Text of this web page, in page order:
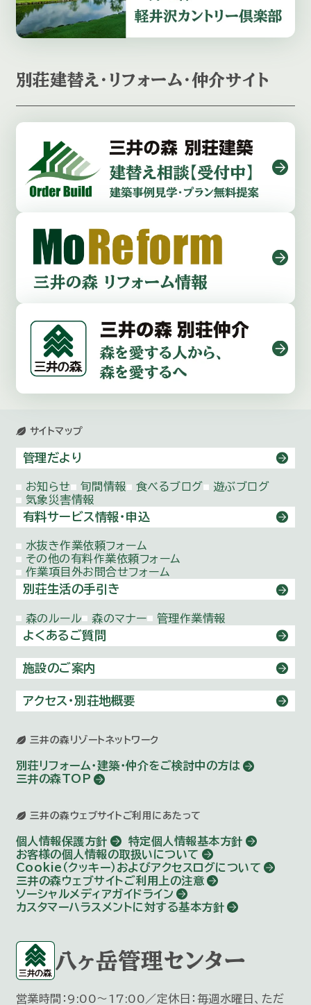
別荘建替え・リフォーム・仲介サイト
サイトマップ
管理だより
お知らせ 旬間情報 食べるブログ
遊ぶブログ
気象災害情報
有料サービス情報・申込
水抜き作業依頼フォーム
その他の有料作業依頼フォーム
作業項目外お問合せフォーム
別荘生活の手引き
森のルール 森のマナー 管理作業情報
よくあるご質問
施設のご案内
アクセス・別荘地概要
三井の森リゾートネットワーク
別荘リフォーム・建築・仲介をご検討中の方は
三井の森TOP
三井の森ウェブサイトご利用にあたって
個人情報保護方針
特定個人情報基本方針
お客様の個人情報の取扱いについて
Cookie（クッキー）およびアクセスログについて
三井の森ウェブサイトご利用上の注意
ソーシャルメディアガイドライン
カスタマーハラスメントに対する基本方針
八ヶ岳管理センター
営業時間：9:00～17:00／定休日：毎週水曜日、ただ